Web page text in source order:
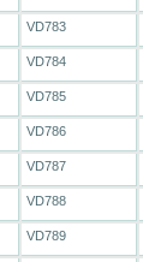
VD783
VD784
VD785
VD786
VD787
VD788
VD789